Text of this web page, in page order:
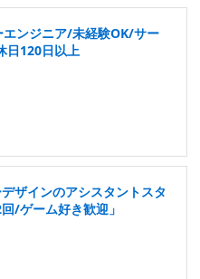
エンジニア/未経験OK/サー
日120日以上
ザインのアシスタントスタ
/ゲーム好き歓迎」